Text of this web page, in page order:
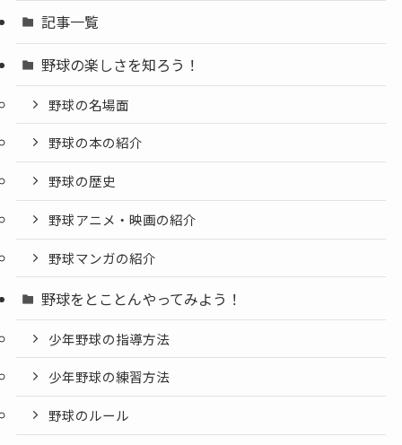
記事一覧
野球の楽しさを知ろう！
野球の名場面
野球の本の紹介
野球の歴史
野球アニメ・映画の紹介
野球マンガの紹介
野球をとことんやってみよう！
少年野球の指導方法
少年野球の練習方法
野球のルール